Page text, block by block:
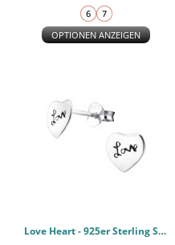
OPTIONEN ANZEIGEN
Love Heart - 925er Sterling Silber Einfache Ohrstecker PCJW14795